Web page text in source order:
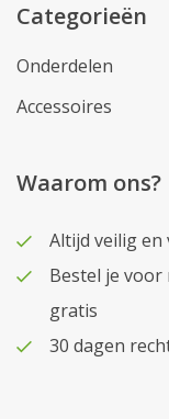
Categorieën
Onderdelen
Accessoires
Waarom ons?
Altijd veilig
Bestel je voor
gratis
30 dagen